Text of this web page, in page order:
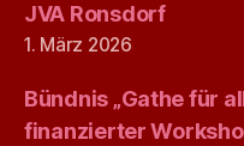
JVA Ronsdorf
1. März 2026
Bündnis „Gathe für
finanzierter